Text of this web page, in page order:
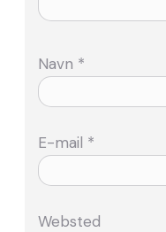
Navn *
E-mail *
Websted